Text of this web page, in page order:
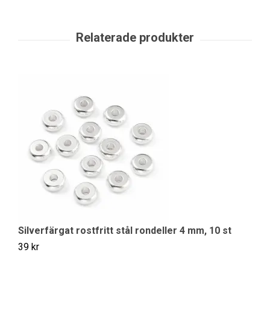
Silverfärgat rostfritt stål rondeller 4 mm, 10 st
39 kr